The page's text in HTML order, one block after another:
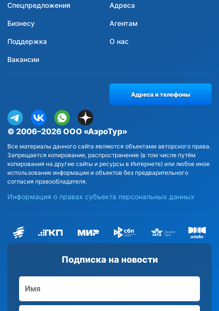
Спецпредложения Адреса
Бизнесу Агентам
Поддержка О нас
Вакансии
Подписка на новости
© 2006–2026 ООО «АэроТур»
Все материалы данного сайта являются объектами авторского права.
Запрещается копирование, распространение (в том числе путём
копирования на другие сайты и ресурсы в Интернете) или любое иное
использование информации и объектов без предварительного
согласия правообладателя.
Информация о правах субъекта персональных данных
Адреса и телефоны